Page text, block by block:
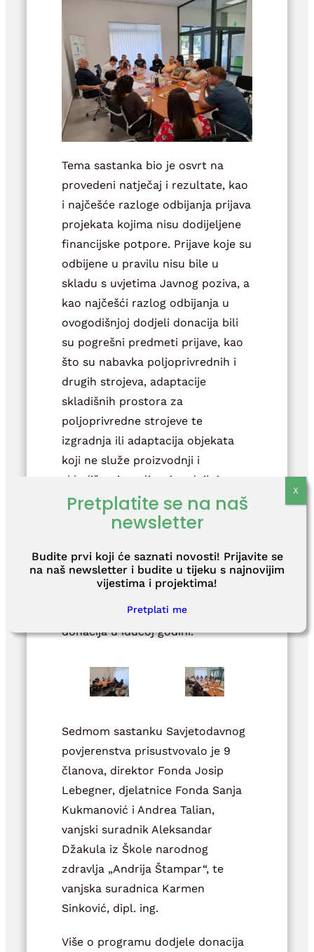
Tema sastanka bio je osvrt na
provedeni natječaj i rezultate, kao
i najčešće razloge odbijanja prijava
projekata kojima nisu dodijeljene
financijske potpore. Prijave koje su
odbijene u pravilu nisu bile u
skladu s uvjetima Javnog poziva, a
kao najčešći razlog odbijanja u
ovogodišnjoj dodjeli donacija bili
su pogrešni predmeti prijave, kao
što su nabavka poljoprivrednih i
drugih strojeva, adaptacije
skladišnih prostora za
poljoprivredne strojeve te
izgradnja ili adaptacija objekata
koji ne služe proizvodnji i
skladištenju poljoprivrednih i
prehrambenih proizvoda.
Članovi Savjetodavnog
povjerenstva iznijeli su svoje
dojmove o provedenom natječaju i
rezultatima, kao i prijedloge koji bi
se mogli uvrstiti u projekt dodjele
donacija u idućoj godini.
Sedmom sastanku Savjetodavnog
povjerenstva prisustvovalo je 9
članova, direktor Fonda Josip
Lebegner, djelatnice Fonda Sanja
Kukmanović i Andrea Talian,
vanjski suradnik Aleksandar
Džakula iz Škole narodnog
zdravlja „Andrija Štampar“, te
vanjska suradnica Karmen
Sinković, dipl. ing.
Više o programu dodjele donacija
Pretplatite se na naš
newsletter
Budite prvi koji će saznati novosti! Prijavite se
na naš newsletter i budite u tijeku s najnovijim
vijestima i projektima!
Pretplati me